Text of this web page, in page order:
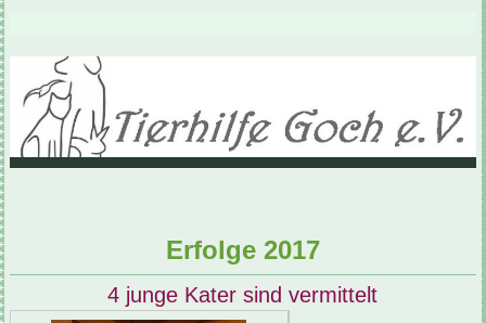
Erfolge 2017
4 junge Kater sind vermittelt